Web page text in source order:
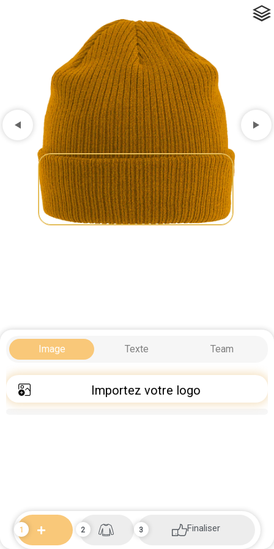
Finaliser
Image Texte Team
Importez votre logo